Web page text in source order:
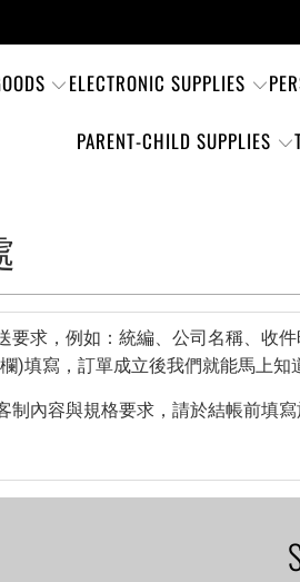
ELECTRONIC SUPPLIES
PARENT-CHILD SUPPLIES
要求，例如：統編、公司名稱、收
)填寫，訂單成立後我們就能馬上知
制內容與規格要求，請於結帳前填